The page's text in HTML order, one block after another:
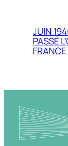
JUIN
PASSÉ
FRANCE